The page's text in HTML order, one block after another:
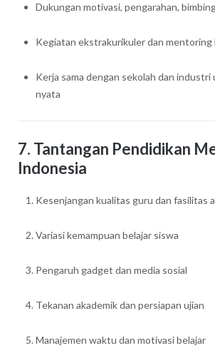
Dukungan motivasi, pengarahan,
Kegiatan ekstrakurikuler dan mentoring
Kerja sama dengan sekolah dan industri
nyata
7. Tantangan Pendidikan
Indonesia
Kesenjangan kualitas guru dan fasilitas
Variasi kemampuan belajar siswa
Pengaruh gadget dan media sosial
Tekanan akademik dan persiapan ujian
Manajemen waktu dan motivasi belajar